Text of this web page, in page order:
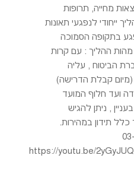
מחייה, תרופות
ייחודי לנפגעי תאונות
בתקופה הסמוכה
מהות ההליך : עם קרות
הביטוח , עליה
תוך 60 יום (מיום קבלת הדרישה)
ועד חלוף המועד
, ניתן להגיש
תידון במהירות.
[embed]https://youtu.be/